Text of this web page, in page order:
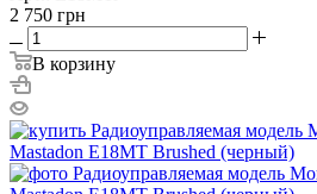
2 750 грн
В корзину